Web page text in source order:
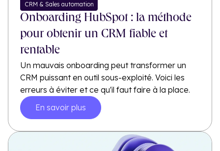
CRM & Sales automation
Onboarding HubSpot : la méthode
pour obtenir un CRM fiable et
rentable
Un mauvais onboarding peut transformer un
CRM puissant en outil sous-exploité. Voici les
erreurs à éviter et ce qu'il faut faire à la place.
En savoir plus